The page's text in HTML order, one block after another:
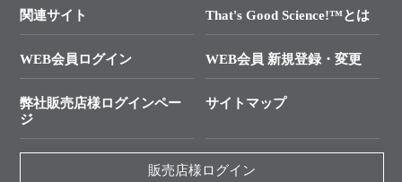
タカラバイオ発表文献
プライマー設計
制限酵素切断サイトの検索
ユーザーズボイス集
├ 受託サービスお問い合わせ
資料請求 機器関連
資料請求 受託関連
資料請求 核酸抽出・精製カタログ
関連サイト That's Good Science!™とは
WEB会員ログイン WEB会員 新規登録・変更
弊社販売店様ログインペー
ジ
サイトマップ
販売店様ログイン